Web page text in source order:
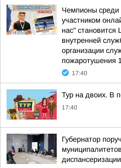
Чемпионы
участником
нас" становится
внутренней
организации
пожаротушения
17:40
Тур на двоих. В
17:40
Губернатор